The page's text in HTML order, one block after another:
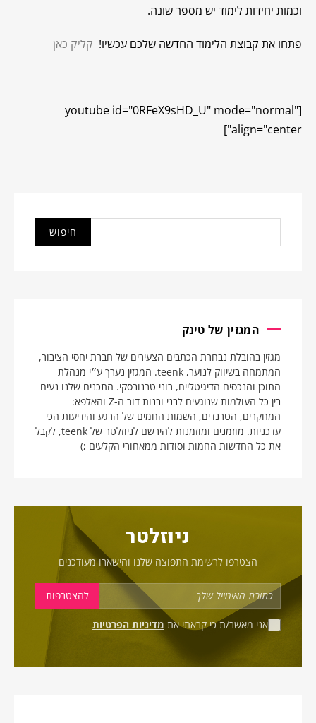
וכמות יחידות לימוד יש מספר שונה.
פתחו את קבוצת הלימוד החדשה שלכם עכשיו! קליק כאן
[youtube id="0RFeX9sHD_U" mode="normal"
align="center"]
המגזין של טינק
מגזין בהובלת נבחרת הכתבים הצעירים של חברת יחסי הציבור,
המתמחה בשיווק לנוער, teenk. המגזין נערך ע״י מנהלת
התוכן והנכסים הדיגיטליים, רוני טרנובסקי. התכנים שלנו נעים
בין כל העולמות שנוגעים לבני ובנות דור ה-Z והאלפא:
המחקרים, הטרנדים, השמות החמים של הרגע והידיעות הכי
עדכניות. מוזמנים ומוזמנות להירשם לניוזלטר של teenk, לקבל
את כל החדשות החמות וסודות ממאחורי הקלעים ;)
ניוזלטר
הצטרפו לרשימת התפוצה שלנו והישארו מעודכנים
אני מאשר/ת כי קראתי את מדיניות הפרטיות